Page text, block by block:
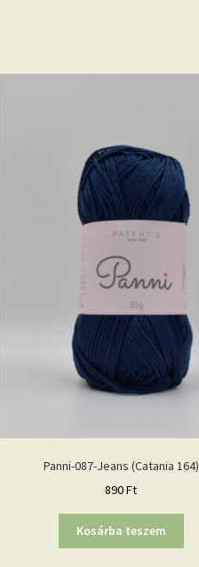
Panni-087-Jeans (Catania 164)
890Ft
Kosárba teszem